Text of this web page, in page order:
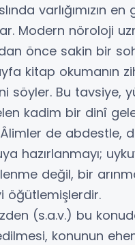
varlığımızın en
Modern nöroloji
önce sakin bir
kitap okumanın
söyler. Bu tavsiye,
kadim bir dinî
Âlimler de abdestle,
hazırlanmayı;
değil, bir
öğütlemişlerdir.
(s.a.v.) bu
konunun